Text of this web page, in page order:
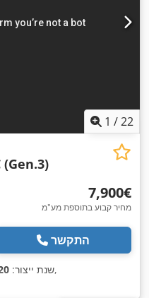
1 /22
(Gen.3)
‏7,900 ‏€
מחיר קבוע בתוספת מע"מ
התקשר
שנת ייצור:,